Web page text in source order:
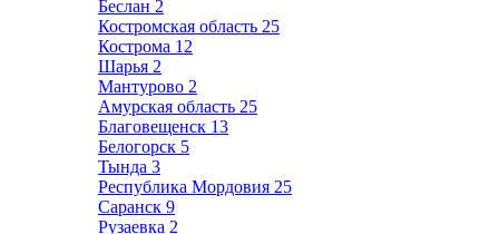
Беслан 2
Костромская область 25
Кострома 12
Шарья 2
Мантурово 2
Амурская область 25
Благовещенск 13
Белогорск 5
Тында 3
Республика Мордовия 25
Саранск 9
Рузаевка 2